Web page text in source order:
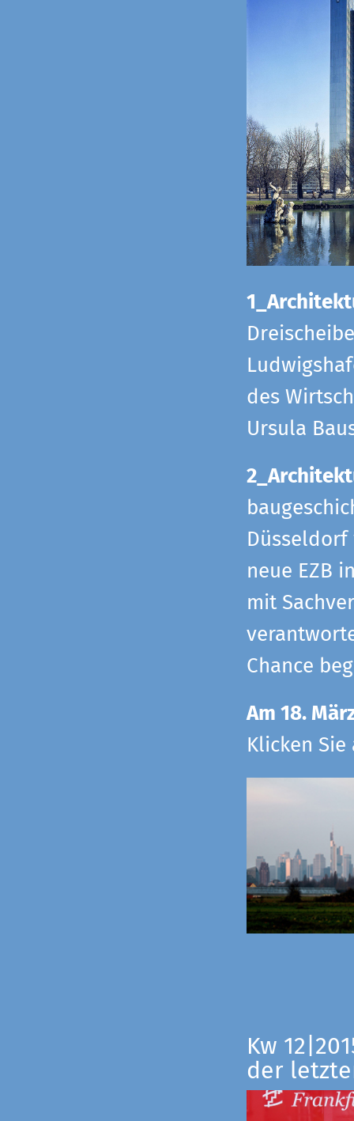
des
Ursula
neue EZB
mit
Chance
Am 18.
Klicken
Kw
der